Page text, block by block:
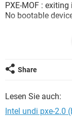
PXE-MOF : exiting
No bootable
Und da ich mit
komm ich zu
Share
Lesen Sie auch:
Intel undi pxe-2.0